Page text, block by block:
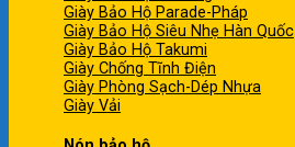
Giày Bảo Hộ Parade-Pháp
Giày Bảo Hộ Siêu Nhẹ Hàn Quốc
Giày Bảo Hộ Takumi
Giày Chống Tĩnh Điện
Giày Phòng Sạch-Dép Nhựa
Giày Vải